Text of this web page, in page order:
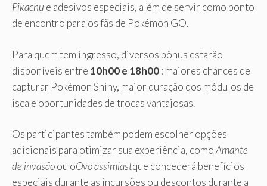
Pikachu e adesivos especiais, além de servir como ponto
de encontro para os fãs de Pokémon GO.
Para quem tem ingresso, diversos bônus estarão
disponíveis entre 10h00 e 18h00: maiores chances de
capturar Pokémon Shiny, maior duração dos módulos de
isca e oportunidades de trocas vantajosas.
Os participantes também podem escolher opções
adicionais para otimizar sua experiência, comoAmante
de invasãoou oOvo assimiastque concederá benefícios
especiais durante as incursões ou descontos durante a